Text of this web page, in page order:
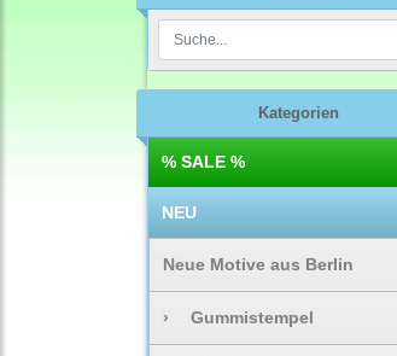
Kategorien
% SALE %
NEU
Neue Motive aus Berlin
› Gummistempel